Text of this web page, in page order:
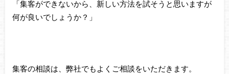
「集客ができないから、新しい方法を試そうと思いますが
何が良いでしょうか？」
集客の相談は、弊社でもよくご相談をいただきます。